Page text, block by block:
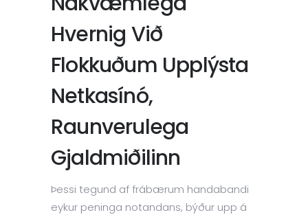
Hvernig Við
Flokkuðum Upplýsta
Netkasínó,
Raunverulega
Gjaldmiðilinn
Þessi tegund af frábærum handabandi
eykur peninga notandans, býður upp á